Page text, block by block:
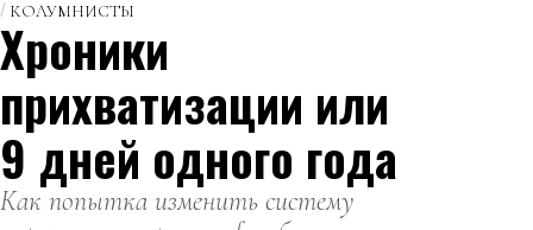
КОЛУМНИСТЫ
Хроники
прихватизации или
9 дней одного года
Как попытка изменить систему